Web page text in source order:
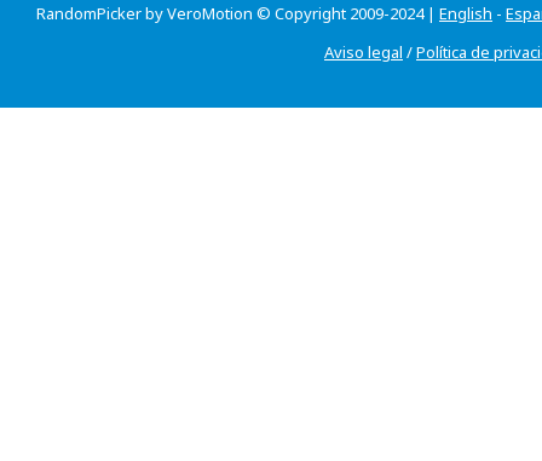
RandomPicker by VeroMotion © Copyright 2009-2024 | English -
Aviso legal /Política de